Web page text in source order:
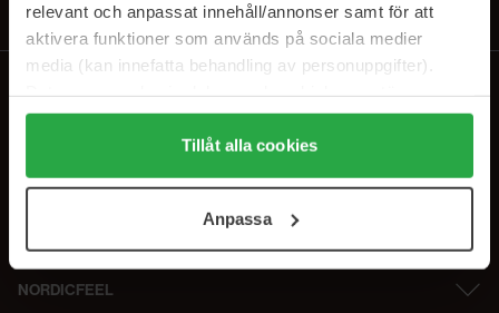
relevant och anpassat innehåll/annonser samt för att
aktivera funktioner som används på sociala medier
media (kan innefatta behandling av personuppgifter).
Genom att trycka på "Tillåt alla cookies" accepterar du
alla cookies, medan du under "Detaljer" kan anpassa
användningen av cookies. Du kan när som helst återkalla
samt vår Integritetspolicy.
Tillåt alla cookies
Anpassa
NORDICFEEL